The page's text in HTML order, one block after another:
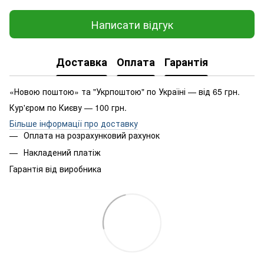
Написати відгук
Доставка Оплата Гарантія
«Новою поштою» та "Укрпоштою" по Україні — від 65 грн.
Кур'єром по Києву — 100 грн.
Більше інформації про доставку
Оплата на розрахунковий рахунок
Накладений платіж
Гарантія від виробника